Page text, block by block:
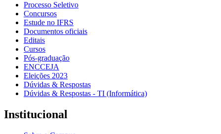
Processo Seletivo
Concursos
Estude no IFRS
Documentos oficiais
Editais
Cursos
Pós-graduação
ENCCEJA
Eleições 2023
Dúvidas & Respostas
Dúvidas & Respostas - TI (Informática)
Institucional